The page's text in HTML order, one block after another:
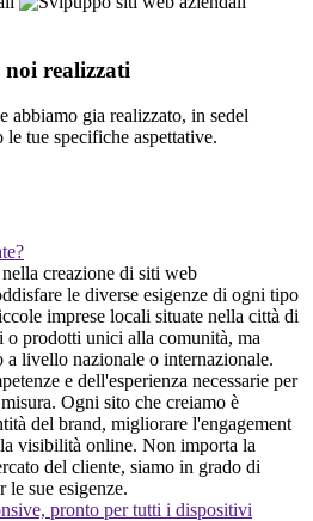
realizzati
abbiamo gia realizzato, in sedel
tue specifiche aspettative.
creazione di siti web
le diverse esigenze di ogni tipo
imprese locali situate nella città di
prodotti unici alla comunità, ma
a livello nazionale o internazionale.
e dell'esperienza necessarie per
Ogni sito che creiamo è
del brand, migliorare l'engagement
visibilità online. Non importa la
del cliente, siamo in grado di
sue esigenze.
pronto per tutti i dispositivi